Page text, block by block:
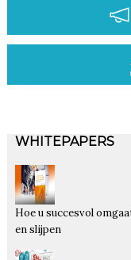
WHITEPAPERS
Hoe u succesvol
en slijpen